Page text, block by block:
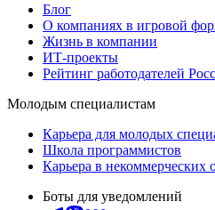
Блог
О компаниях в игровой
Жизнь в компании
ИТ-проекты
Рейтинг работодателей
Молодым специалистам
Карьера для молодых
Школа программистов
Карьера в некоммерческих
Боты для уведомлений